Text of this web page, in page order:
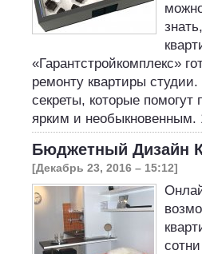
«Гарантстройкомплекс»
ремонту квартиры
секреты, которые
ярким и
Бюджетный Дизайн
[Декабрь 23, 2016 – 15:12]